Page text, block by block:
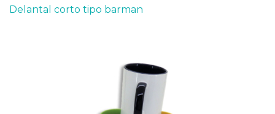
Delantal corto tipo barman